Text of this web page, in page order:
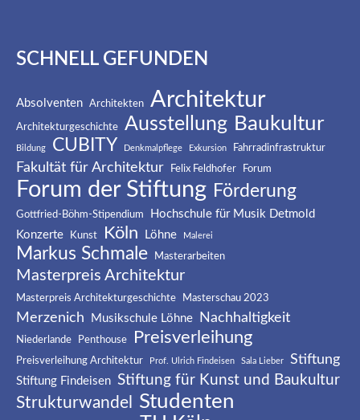
SCHNELL GEFUNDEN
Absolventen Architekten Architektur
Architekturgeschichte Ausstellung Baukultur
Bildung CUBITY Denkmalpflege Exkursion Fahrradinfrastruktur
Fakultät für Architektur Felix Feldhofer Forum
Forum der Stiftung Förderung
Gottfried-Böhm-Stipendium
Hochschule für Musik Detmold
Konzerte
Kunst Köln Löhne Malerei
Markus Schmale Masterarbeiten
Masterpreis Architektur
Masterpreis Architekturgeschichte Masterschau 2023
Merzenich Musikschule Löhne Nachhaltigkeit
Niederlande Penthouse Preisverleihung
Preisverleihung Architektur Prof. Ulrich Findeisen Sala Lieber Stiftung
Stiftung Findeisen Stiftung für Kunst und Baukultur
Strukturwandel Studenten